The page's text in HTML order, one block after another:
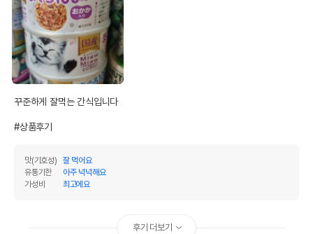
꾸준하게 잘먹는 간식입니다
#상품후기
맛(기호성)
잘 먹어요
유통기한
아주 넉넉해요
가성비
최고에요
후기 더보기